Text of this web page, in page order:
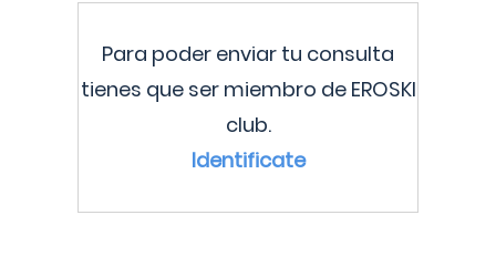
Para poder enviar tu consulta
tienes que ser miembro de EROSKI
club.
Identificate